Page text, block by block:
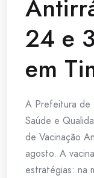
24 e
em
A Prefeitura de
Saúde e
de Vacinação
agosto. A
estratégias: na